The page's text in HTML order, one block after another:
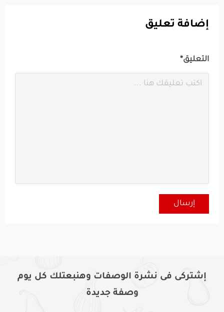
إضافة تعليق
التعليق*
إشتركى فى نشرة الوصفات وهنبعتلك كل يوم
وصفة جديدة